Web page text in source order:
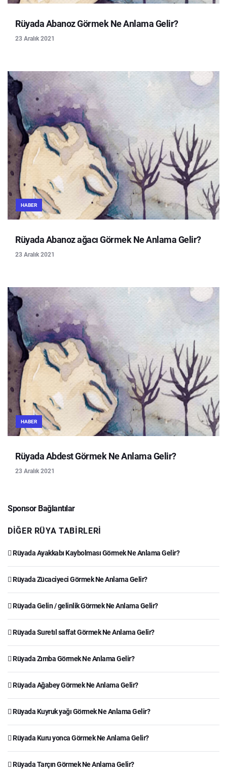
Rüyada Abanoz Görmek Ne Anlama Gelir?
23 Aralık 2021
HABER
Rüyada Abanoz ağacı Görmek Ne Anlama Gelir?
23 Aralık 2021
HABER
Rüyada Abdest Görmek Ne Anlama Gelir?
23 Aralık 2021
Sponsor Bağlantılar
DIĞER RÜYA TABIRLERI
Rüyada Ayakkabı Kaybolması Görmek Ne Anlama Gelir?
Rüyada Zücaciyeci Görmek Ne Anlama Gelir?
Rüyada Gelin / gelinlik Görmek Ne Anlama Gelir?
Rüyada Suretıl saffat Görmek Ne Anlama Gelir?
Rüyada Zımba Görmek Ne Anlama Gelir?
Rüyada Ağabey Görmek Ne Anlama Gelir?
Rüyada Kuyruk yağı Görmek Ne Anlama Gelir?
Rüyada Kuru yonca Görmek Ne Anlama Gelir?
Rüyada Tarçın Görmek Ne Anlama Gelir?